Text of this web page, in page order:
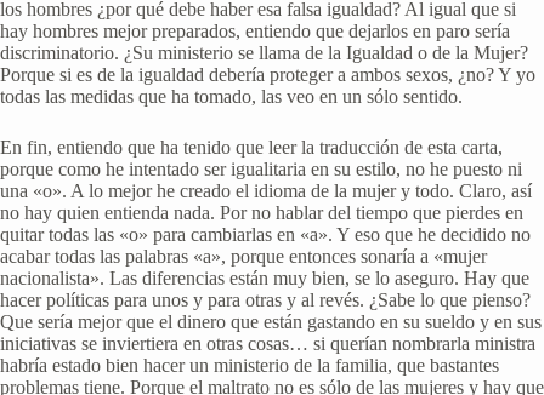
los hombres ¿por qué debe haber esa falsa igualdad? Al igual que si
hay hombres mejor preparados, entiendo que dejarlos en paro sería
discriminatorio. ¿Su ministerio se llama de la Igualdad o de la Mujer?
Porque si es de la igualdad debería proteger a ambos sexos, ¿no? Y yo
todas las medidas que ha tomado, las veo en un sólo sentido.
En fin, entiendo que ha tenido que leer la traducción de esta carta,
porque como he intentado ser igualitaria en su estilo, no he puesto ni
una «o». A lo mejor he creado el idioma de la mujer y todo. Claro, así
no hay quien entienda nada. Por no hablar del tiempo que pierdes en
quitar todas las «o» para cambiarlas en «a». Y eso que he decidido no
acabar todas las palabras «a», porque entonces sonaría a «mujer
nacionalista». Las diferencias están muy bien, se lo aseguro. Hay que
hacer políticas para unos y para otras y al revés. ¿Sabe lo que pienso?
Que sería mejor que el dinero que están gastando en su sueldo y en sus
iniciativas se inviertiera en otras cosas… si querían nombrarla ministra
habría estado bien hacer un ministerio de la familia, que bastantes
problemas tiene. Porque el maltrato no es sólo de las mujeres y hay que